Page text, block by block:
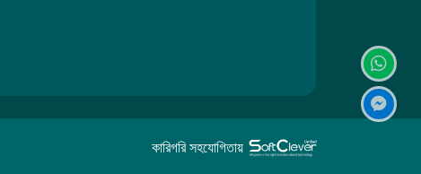
কারিগরি সহযোগিতায়